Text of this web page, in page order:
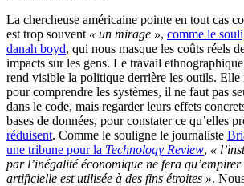
La chercheuse américaine pointe en tout cas
est trop souvent « un mirage », comme le
danah boyd, qui nous masque les coûts réels
impacts sur les gens. Le travail
rend visible la politique derrière les outils. Elle
pour comprendre les systèmes, il ne faut pas
dans le code, mais regarder leurs effets
bases de données, pour constater ce qu’elles
réduisent. Comme le souligne le journaliste
une tribune pour la Technology Review, «
par l’inégalité économique ne fera
artificielle est utilisée à des fins étroites ».